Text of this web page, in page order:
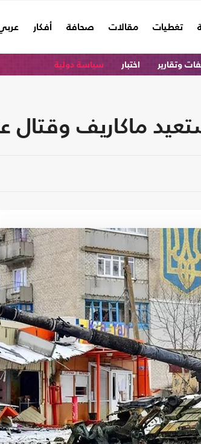
تغطيات مقالات صحافة أفكار
وتقارير اختبار سياسة دولية
ماكاريف وقتال